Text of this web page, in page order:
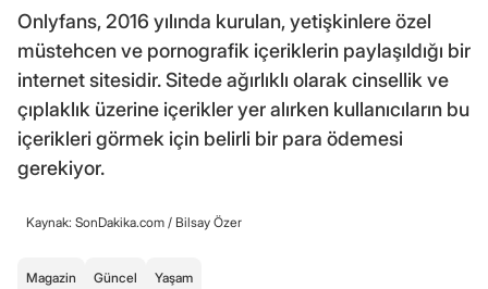
Onlyfans, 2016 yılında kurulan, yetişkinlere özel
müstehcen ve pornografik içeriklerin paylaşıldığı bir
internet sitesidir. Sitede ağırlıklı olarak cinsellik ve
çıplaklık üzerine içerikler yer alırken kullanıcıların bu
içerikleri görmek için belirli bir para ödemesi
gerekiyor.
Kaynak: SonDakika.com / Bilsay Özer
Magazin Güncel Yaşam